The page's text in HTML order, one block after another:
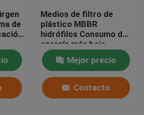
bloques biológicos
de
Medios de filtro de
plástico MBBR
hidrófilos Consumo de
energía más bajo
Mejor precio
Contacto